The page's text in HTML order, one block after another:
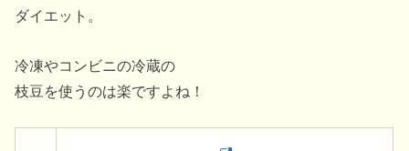
ダイエット。
冷凍やコンビニの冷蔵の
枝豆を使うのは楽ですよね！